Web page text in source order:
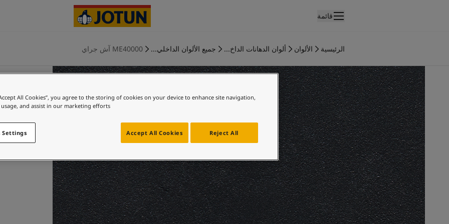
قائمة
منتجات الدهان الخارجي
جميع المنتجات الخارجية
ألوان الدهانات الداخلية
جميع ألوان الديكور الداخلي
ألوان الدهانات الخارجية
جميع الألوان الخارجية
مجموعة الألوان
Colour tools
عينات ألوان جوتن
إلهام ألوان الدهان الداخلي
إلهام ألوان الدهان الخارجي
الرئيسية الألوان ألوان الدهانات الداخ... جميع الألوان الداخلي... ME40000 آش جراي
All Cookies”, you agree to the storing of cookies on your device to enhance site navigation,
usage, and assist in our marketing efforts.
Reject All
Accept All Cookies
Settings